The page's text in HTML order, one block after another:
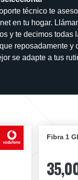
técnico te
en tu hogar.
y te decimos todas
reposadamente y
se adapte a tus
Fibra 1